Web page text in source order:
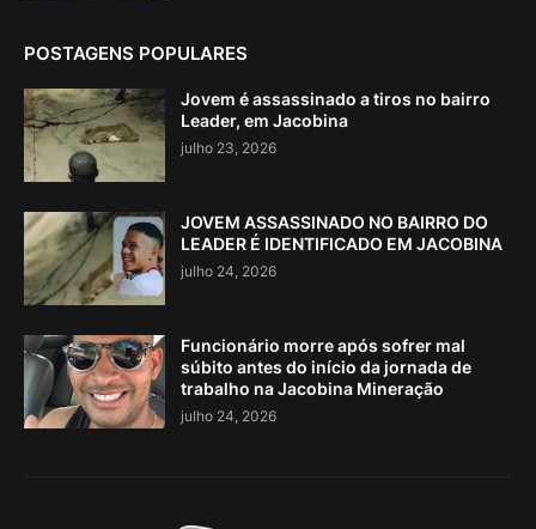
POSTAGENS POPULARES
Jovem é assassinado a tiros no bairro
Leader, em Jacobina
julho 23, 2026
JOVEM ASSASSINADO NO BAIRRO DO
LEADER É IDENTIFICADO EM JACOBINA
julho 24, 2026
Funcionário morre após sofrer mal
súbito antes do início da jornada de
trabalho na Jacobina Mineração
julho 24, 2026